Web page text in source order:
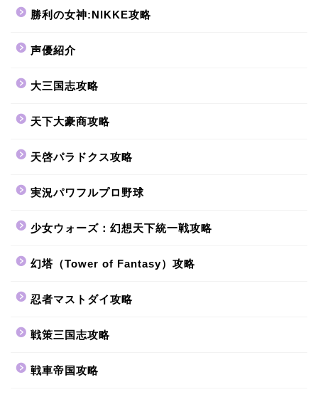
勝利の女神:NIKKE攻略
声優紹介
大三国志攻略
天下大豪商攻略
天啓パラドクス攻略
実況パワフルプロ野球
少女ウォーズ：幻想天下統一戦攻略
幻塔（Tower of Fantasy）攻略
忍者マストダイ攻略
戦策三国志攻略
戦車帝国攻略